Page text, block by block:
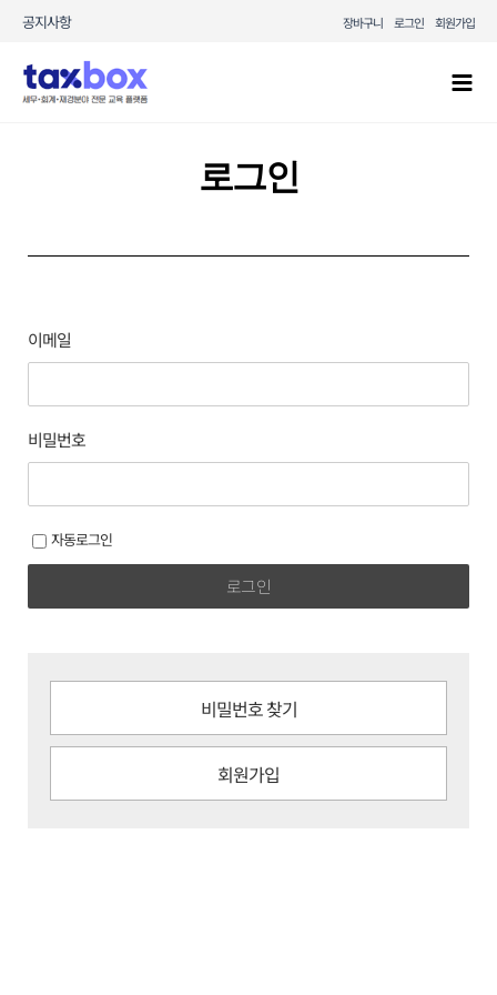
콘텐츠로
공지사항 장바구니 로그인 회원가입
로그인
이메일
비밀번호
자동로그인
로그인
비밀번호 찾기
회원가입